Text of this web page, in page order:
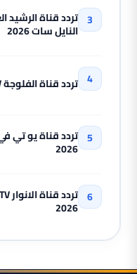
النايل سات 2026
تردد قناة الفلوجة TV الجديدة على النايل سات 2026
2026
2026